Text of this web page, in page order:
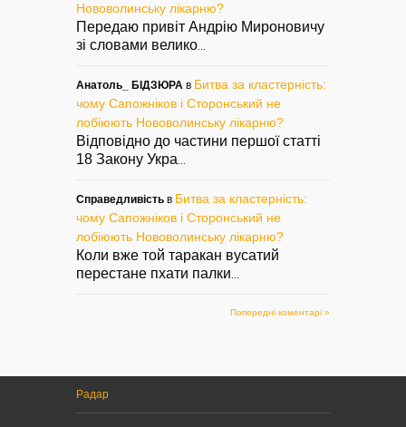
Нововолинську лікарню?
Передаю привіт Андрію Мироновичу
зі словами велико...
Анатоль_ БІДЗЮРА в Битва за кластерність:
чому Сапожніков і Сторонський не
лобіюють Нововолинську лікарню?
Відповідно до частини першої статті
18 Закону Укра...
Справедливість в Битва за кластерність:
чому Сапожніков і Сторонський не
лобіюють Нововолинську лікарню?
Коли вже той таракан вусатий
перестане пхати палки...
Попередні коментарі »
Радар